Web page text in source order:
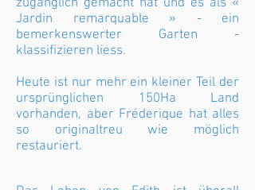
zugänglich gemacht hat und es als «
Jardin remarquable » - ein
bemerkenswerter Garten -
klassifizieren liess.
Heute ist nur mehr ein kleiner Teil der
ursprünglichen 150Ha Land
vorhanden, aber Fréderique hat alles
so originaltreu wie möglich
restauriert.